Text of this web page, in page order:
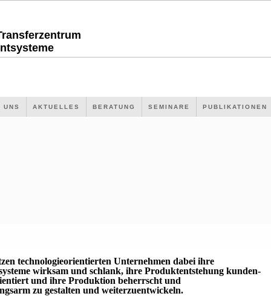
UNS AKTUELLES BERATUNG SEMINARE PUBLIKATIONEN
technologieorientierten Unternehmen dabei ihre
wirksam und schlank, ihre Produktentstehung kunden-
und ihre Produktion beherrscht und
zu gestalten und weiterzuentwickeln.